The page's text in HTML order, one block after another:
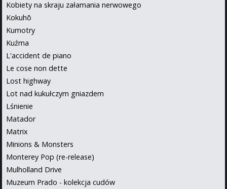
Kobiety na skraju załamania nerwowego
Kokuhō
Kumotry
Kuźma
L'accident de piano
Le cose non dette
Lost highway
Lot nad kukułczym gniazdem
Lśnienie
Matador
Matrix
Minions & Monsters
Monterey Pop (re-release)
Mulholland Drive
Muzeum Prado - kolekcja cudów